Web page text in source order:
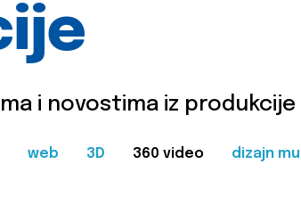
i novostima iz produkcije
web 3D 360 video dizajn